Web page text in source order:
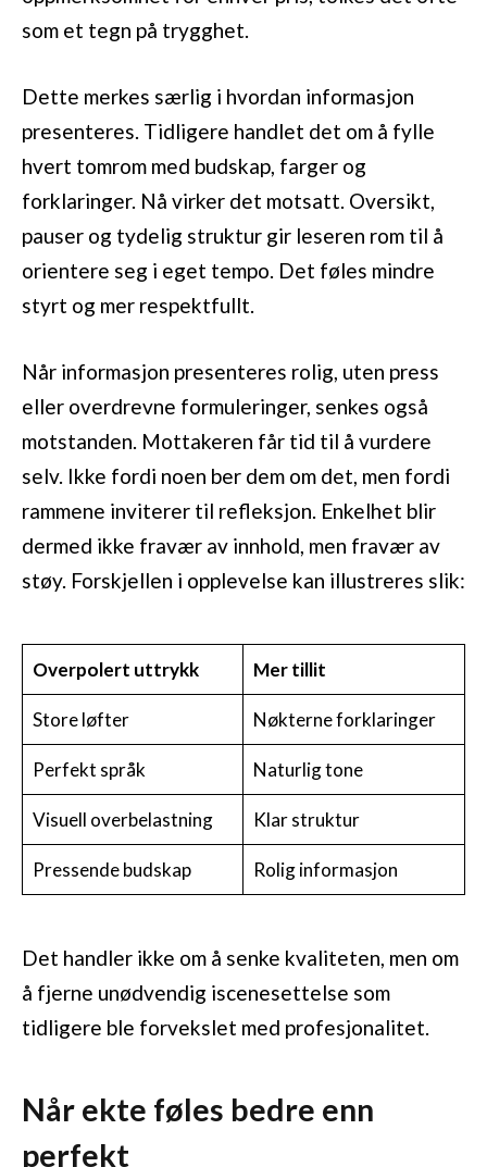
som et tegn på trygghet.
Dette merkes særlig i hvordan informasjon
presenteres. Tidligere handlet det om å fylle
hvert tomrom med budskap, farger og
forklaringer. Nå virker det motsatt. Oversikt,
pauser og tydelig struktur gir leseren rom til å
orientere seg i eget tempo. Det føles mindre
styrt og mer respektfullt.
Når informasjon presenteres rolig, uten press
eller overdrevne formuleringer, senkes også
motstanden. Mottakeren får tid til å vurdere
selv. Ikke fordi noen ber dem om det, men fordi
rammene inviterer til refleksjon. Enkelhet blir
dermed ikke fravær av innhold, men fravær av
støy. Forskjellen i opplevelse kan illustreres slik:
Overpolert uttrykk Mer tillit
Store løfter Nøkterne forklaringer
Perfekt språk Naturlig tone
Visuell overbelastning Klar struktur
Pressende budskap Rolig informasjon
Det handler ikke om å senke kvaliteten, men om
å fjerne unødvendig iscenesettelse som
tidligere ble forvekslet med profesjonalitet.
Når ekte føles bedre enn
perfekt